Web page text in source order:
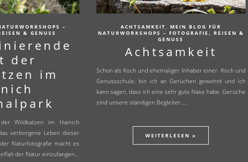
–
& GENUSS
der
im
Wildkatzen im Hainich
verborgene Leben dieser
Naturfotografie macht es
der Natur einzufangen…
ACHTSAMKEIT , MEIN BLOG FÜR
NATURWORKSHOPS – FOTOGRAFIE, REISEN &
GENUSS
Achtsamkeit
Schon als Koch und ehemaliger Inhaber einer Koch und
Genussschule, bin ich an Gerüchen gewohnt und ich
kann sagen, dass ich eine sehr gute Nase habe. Gerüche
sind unsere ständigen Begleiter.…
WEITERLESEN »